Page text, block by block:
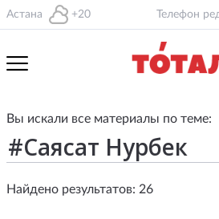
Астана +20 Телефон
Вы искали все материалы по теме:
Найдено результатов: 26